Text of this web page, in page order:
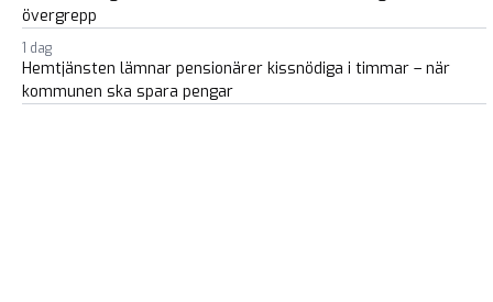
övergrepp
1 dag
Hemtjänsten lämnar pensionärer kissnödiga i timmar – när
kommunen ska spara pengar